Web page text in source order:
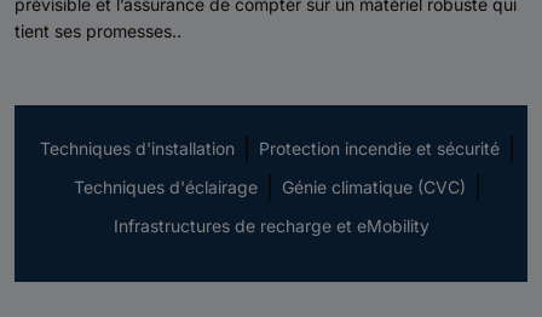
prévisible et l’assurance de compter sur un matériel robuste qui
tient ses promesses..
Techniques d'installation
Protection incendie et sécurité
Techniques d'éclairage
Génie climatique (CVC)
Infrastructures de recharge et eMobility